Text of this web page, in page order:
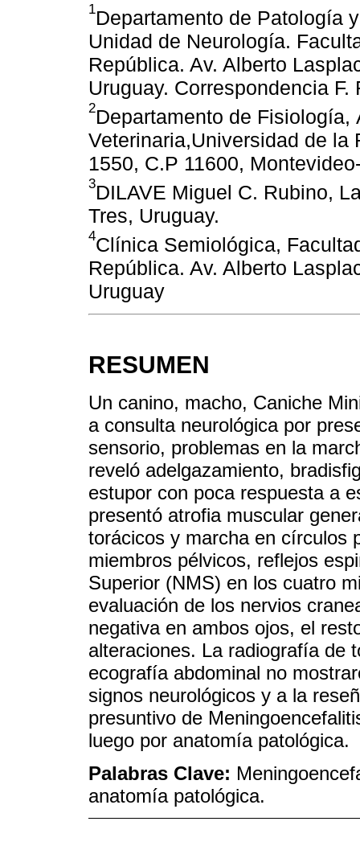
1Departamento de Patología
Unidad de Neurología.
República. Av. Alberto
Uruguay. Correspondencia
2Departamento de
Veterinaria,Universidad de la
1550, C.P 11600,
3DILAVE Miguel C. Rubino,
Tres, Uruguay.
4Clínica Semiológica,
República. Av. Alberto
Uruguay
RESUMEN
Un canino, macho, Caniche
a consulta neurológica por
sensorio, problemas en la
reveló adelgazamiento,
estupor con poca respuesta a
presentó atrofia muscular
torácicos y marcha en círculos
miembros pélvicos, reflejos
Superior (NMS) en los cuatro
evaluación de los nervios
negativa en ambos ojos, el
alteraciones. La radiografía de
ecografía abdominal no
signos neurológicos y a la
presuntivo de
luego por anatomía patológica.
Palabras Clave:
anatomía patológica.